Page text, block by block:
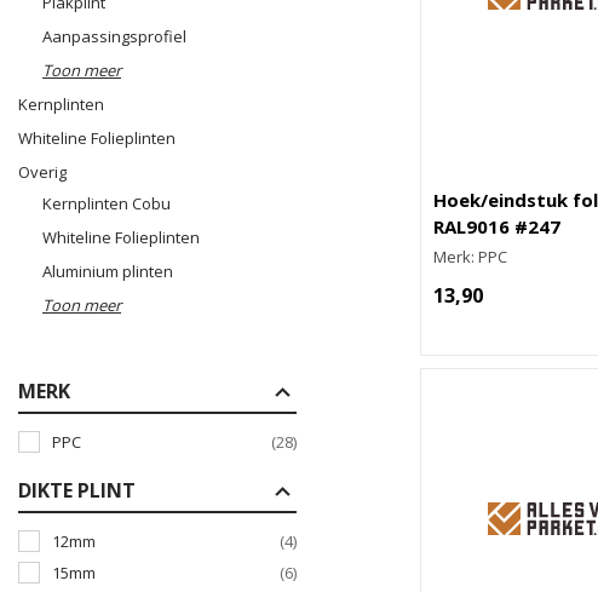
Aanpassingsprofiel
Toon meer
Kernplinten
Whiteline Folieplinten
Overig
Kernplinten Cobu
Whiteline Folieplinten
Aluminium plinten
Toon meer
MERK
PPC (28)
DIKTE PLINT
12mm
(4)
15mm
(6)
Hoek/eindstuk
RAL9016 #247
Merk: PPC
13,90